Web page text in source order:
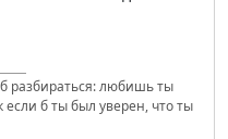
разбираться: любишь ты
если б ты был уверен, что ты